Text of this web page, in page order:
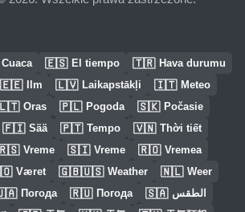
Cuaca 🇪🇸 El tiempo 🇹🇷 Hava durumu
🇪🇪 Ilm 🇱🇻 Laikapstākļi 🇮🇹 Meteo
Oras 🇵🇱 Pogoda 🇸🇰 Počasie
🇫🇮 Sää 🇵🇹 Tempo 🇻🇳 Thời tiết
Vreme 🇸🇮 Vreme 🇷🇴 Vremea
Været 🇬🇧🇺🇸 Weather 🇳🇱 Weer
Погода 🇷🇺 Погода 🇸🇦 الطقس